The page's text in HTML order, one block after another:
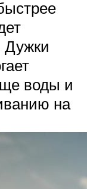
Дужки
воды и
на